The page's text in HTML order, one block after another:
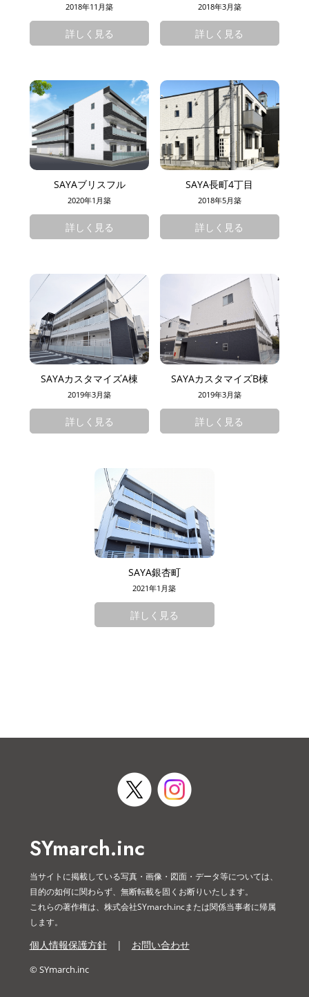
2018年11月築
詳しく見る
2018年3月築
詳しく見る
SAYAブリスフル
2020年1月築
詳しく見る
SAYA長町4丁目
2018年5月築
詳しく見る
SAYAカスタマイズA棟
2019年3月築
詳しく見る
SAYAカスタマイズB棟
2019年3月築
詳しく見る
SAYA銀杏町
2021年1月築
詳しく見る
SYmarch.inc
当サイトに掲載している写真・画像・図面・データ等については、
目的の如何に関わらず、無断転載を固くお断りいたします。
これらの著作権は、株式会社SYmarch.incまたは関係当事者に帰属
します。
個人情報保護方針| お問い合わせ
© SYmarch.inc